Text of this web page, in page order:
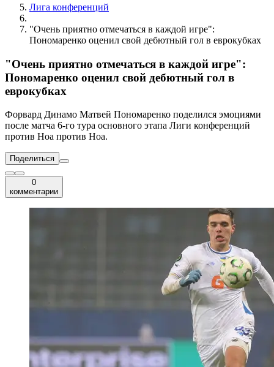
Лига конференций
"Очень приятно отмечаться в каждой игре":
Пономаренко оценил свой дебютный гол в еврокубках
"Очень приятно отмечаться в каждой игре":
Пономаренко оценил свой дебютный гол в
еврокубках
Форвард Динамо Матвей Пономаренко поделился эмоциями
после матча 6-го тура основного этапа Лиги конференций
против Ноа против Ноа.
Поделиться
0
комментарии